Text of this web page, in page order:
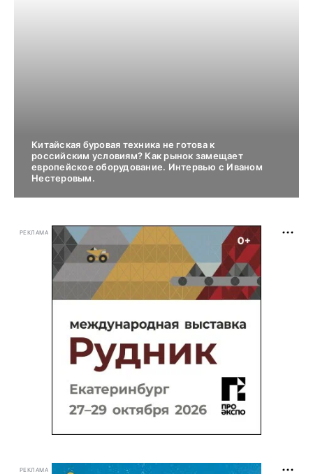
Китайская буровая техника не готова к
российским условиям? Как рынок замещает
европейское оборудование. Интервью с Иваном
Нестеровым.
РЕКЛАМА
РЕКЛАМА